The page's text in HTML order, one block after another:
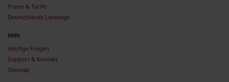
Preise & Tarife
Deutschlands Landtage
Hilfe
Häufige Fragen
Support & Kontakt
Sitemap